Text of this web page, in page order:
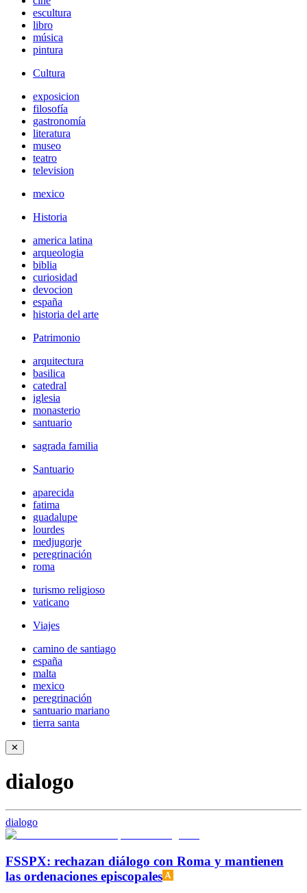
escultura
libro
música
pintura
Cultura
exposicion
filosofía
gastronomía
literatura
museo
teatro
television
mexico
Historia
america latina
arqueologia
biblia
curiosidad
devocion
españa
historia del arte
Patrimonio
arquitectura
basilica
catedral
iglesia
monasterio
santuario
sagrada familia
Santuario
aparecida
fatima
guadalupe
lourdes
medjugorje
peregrinación
roma
turismo religioso
vaticano
Viajes
camino de santiago
españa
malta
mexico
peregrinación
santuario mariano
tierra santa
✕
dialogo
dialogo
FSSPX: rechazan diálogo con Roma y mantienen
las ordenaciones episcopales